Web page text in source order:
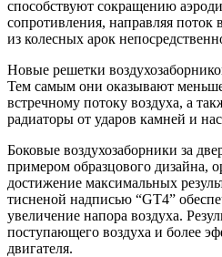
способствуют сокращению
сопротивления, направляя поток
из колесных арок
Новые решетки
Тем самым они оказывают
встречному потоку воздуха, а
радиаторы от ударов камней и
Боковые воздухозаборники за
примером образцового дизайна,
достижение максимальных
тисненой надписью “GT4”
увеличение напора воздуха.
поступающего воздуха и более
двигателя.